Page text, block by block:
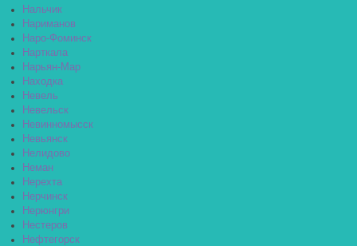
Нальчик
Нариманов
Наро-Фоминск
Нарткала
Нарьян-Мар
Находка
Невель
Невельск
Невинномысск
Невьянск
Нелидово
Неман
Нерехта
Нерчинск
Нерюнгри
Нестеров
Нефтегорск